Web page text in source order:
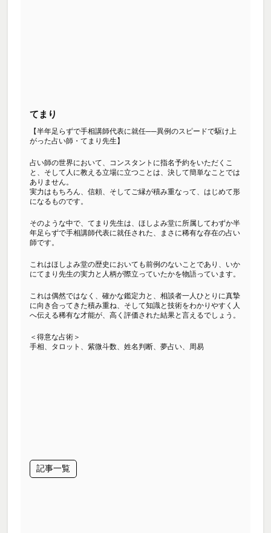
てまり
【半年足らずで手相講師代表に就任──異例のスピードで駆け上
がった占い師・てまり先生】
占い師の世界において、コンスタントに指名予約をいただくこ
と、そして人に教える立場に立つことは、決して簡単なことでは
ありません。
実力はもちろん、信頼、そしてご縁が積み重なって、はじめて形
になるものです。
そのような中で、てまり先生は、ほしよみ堂に所属してわずか半
年足らずで手相講師代表に就任された、まさに稀有な存在の占い
師です。
これはほしよみ堂の歴史においても前例のないことであり、いか
にてまり先生の実力と人柄が際立っていたかを物語っています。
これは偶然ではなく、確かな鑑定力と、相談者一人ひとりに真摯
に向き合ってきた積み重ね、そして知識と技術をわかりやすく人
へ伝える稀有な才能が、高く評価された結果と言えるでしょう。
＜得意な占術＞
手相、タロット、紫微斗数、姓名判断、夢占い、周易
記事一覧